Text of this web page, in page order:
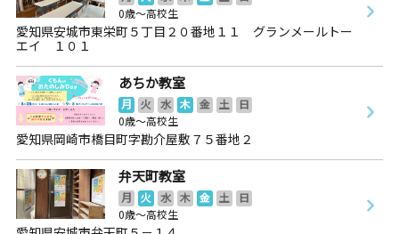
0歳～高校生
愛知県安城市東栄町５丁目２０番地１１ グランメールトー
エイ １０１
あちか教室
月 火 水 木 金 土
日
0歳～高校生
愛知県岡崎市橋目町字勘介屋敷７５番地２
弁天町教室
月 火 水 木 金 土
日
0歳～高校生